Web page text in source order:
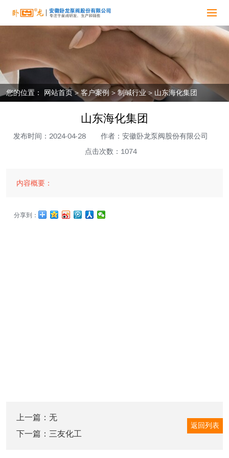
您的位置： 网站首页>客户案例 >制碱行业> 山东海化集团
山东海化集团
发布时间：2024-04-28
作者：安徽卧龙泵阀股份有限公司
点击次数：1074
内容概要：
分享到：
上一篇：无
下一篇： 三友化工
返回列表